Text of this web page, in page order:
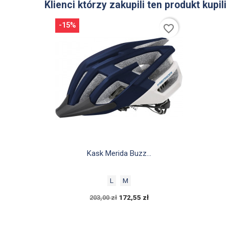
Klienci którzy zakupili ten produkt kupili
Szybki podgląd
Kask Merida Buzz...
L M
203,00 zł 172,55 zł
-15% favorite_border